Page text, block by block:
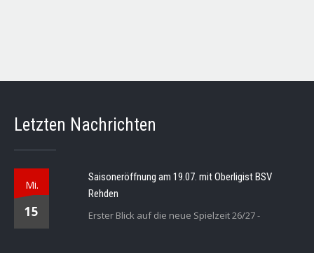
Letzten Nachrichten
Mi.
15
Saisoneröffnung am 19.07. mit Oberligist BSV
Rehden
Erster Blick auf die neue Spielzeit 26/27 -